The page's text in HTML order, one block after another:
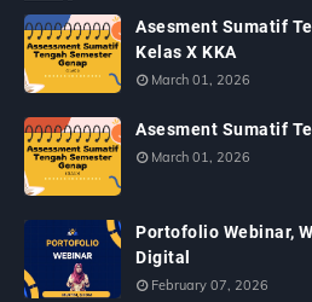
Asesment Sumatif
Kelas X KKA
March 01, 2026
Asesment Sumatif
March 01, 2026
Portofolio Webinar,
Digital
February 07, 2026